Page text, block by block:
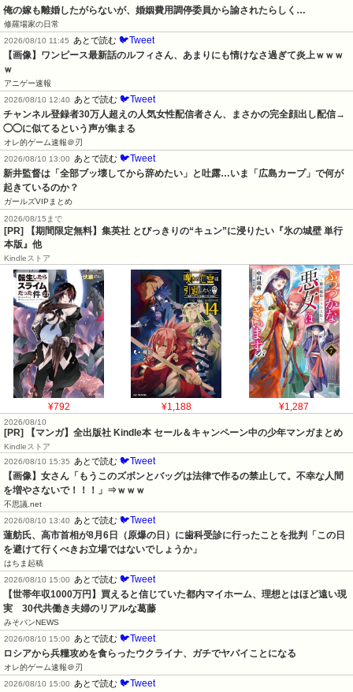
俺の嫁も離婚したがらないが、婚姻費用調停委員から諭されたらしく…
修羅場家の日常
2026/08/10 11:45
あとで読む 🐦Tweet
【画像】ワンピース最新話のルフィさん、あまりにも情けなさ過ぎて炎上ｗｗｗ
ｗ
アニゲー速報
2026/08/10 12:40
あとで読む 🐦Tweet
チャンネル登録者30万人超えの人気女性配信者さん、まさかの完全顔出し配信→
◯◯に似てるという声が集まる
オレ的ゲーム速報＠刃
2026/08/10 13:00
あとで読む 🐦Tweet
新井監督は「全部ブッ壊してから辞めたい」と吐露…いま「広島カープ」で何が
起きているのか？
ガールズVIPまとめ
2026/08/15まで
[PR] 【期間限定無料】集英社 とびっきりの“キュン”に浸りたい『氷の城壁 単行
本版』他
Kindleストア
¥792 ¥1,188 ¥1,287
2026/08/10
[PR] 【マンガ】全出版社 Kindle本 セール＆キャンペーン中の少年マンガまとめ
Kindleストア
2026/08/10 15:35
あとで読む 🐦Tweet
【画像】女さん「もうこのズボンとバッグは法律で作るの禁止して。不幸な人間
を増やさないで！！！」⇒ｗｗｗ
不思議.net
2026/08/10 13:40
あとで読む 🐦Tweet
蓮舫氏、高市首相が8月6日（原爆の日）に歯科受診に行ったことを批判「この日
を避けて行くべきお立場ではないでしょうか」
はちま起稿
2026/08/10 15:00
あとで読む 🐦Tweet
【世帯年収1000万円】買えると信じていた都内マイホーム、理想とはほど遠い現
実　30代共働き夫婦のリアルな葛藤
みそパンNEWS
2026/08/10 15:00
あとで読む 🐦Tweet
ロシアから兵糧攻めを食らったウクライナ、ガチでヤバイことになる
オレ的ゲーム速報＠刃
2026/08/10 15:00
あとで読む 🐦Tweet